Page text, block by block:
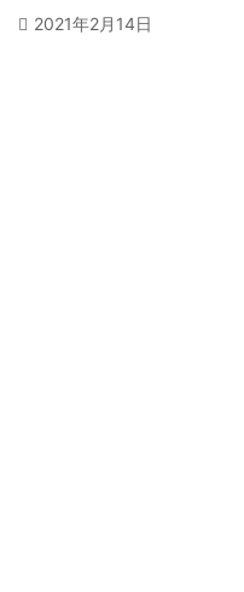
2021年2月14日